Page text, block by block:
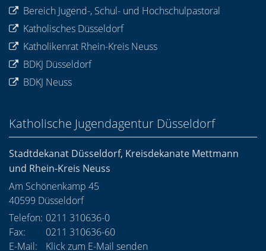
Bereich Jugend-, Schul- und Hochschulpastoral
Katholisches Düsseldorf
Katholikenrat Rhein-Kreis Neuss
BDKJ Düsseldorf
BDKJ Neuss
Katholische Jugendagentur Düsseldorf
Stadtdekanat Düsseldorf, Kreisdekanate Mettmann
und Rhein-Kreis Neuss
Am Schönenkamp 45
40599 Düsseldorf
Telefon: 0211 310636-0
Fax:
0211 310636-60
E-Mail:
Klick zum E-Mail senden